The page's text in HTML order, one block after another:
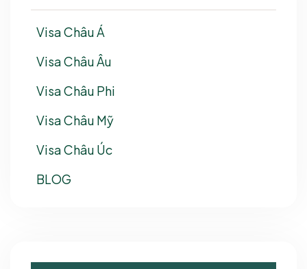
Visa Châu Á
Visa Châu Âu
Visa Châu Phi
Visa Châu Mỹ
Visa Châu Úc
BLOG